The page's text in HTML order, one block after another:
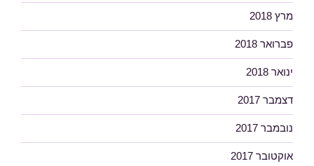
מרץ 2018
פברואר 2018
ינואר 2018
דצמבר 2017
נובמבר 2017
אוקטובר 2017